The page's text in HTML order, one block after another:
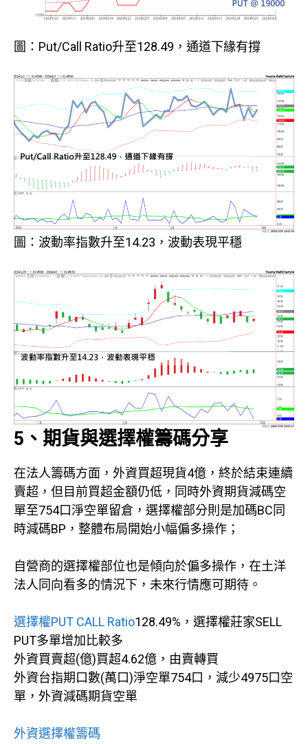
圖：Put/Call Ratio升至128.49，通道下緣有撐
圖：波動率指數升至14.23，波動表現平穩
5、期貨與選擇權籌碼分享
在法人籌碼方面，外資買超現貨4億，終於結束連續
賣超，但目前買超金額仍低，同時外資期貨減碼空
單至754口淨空單留倉，選擇權部分則是加碼BC同
時減碼BP，整體布局開始小幅偏多操作；
自營商的選擇權部位也是傾向於偏多操作，在土洋
法人同向看多的情況下，未來行情應可期待。
選擇權PUT CALL Ratio128.49%，選擇權莊家SELL
PUT多單增加比較多
外資買賣超(億)買超4.62億，由賣轉買
外資台指期口數(萬口)淨空單754口，減少4975口空
單，外資減碼期貨空單
外資選擇權籌碼